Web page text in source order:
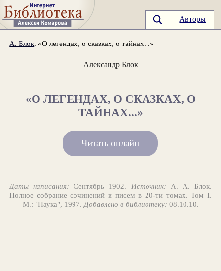
Авторы
А. Блок. «О легендах, о сказках, о тайнах...»
Александр Блок
«О ЛЕГЕНДАХ, О СКАЗКАХ, О
ТАЙНАХ...»
Читать онлайн
Даты написания: Сентябрь 1902. Источник: А. А. Блок.
Полное собрание сочинений и писем в 20-ти томах. Том I.
М.: "Наука", 1997.Добавлено в библиотеку: 08.10.10.